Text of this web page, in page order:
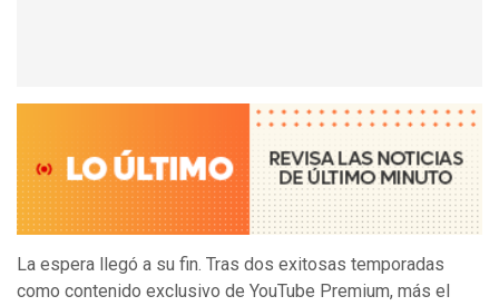
La espera llegó a su fin. Tras dos exitosas temporadas
como contenido exclusivo de YouTube Premium, más el